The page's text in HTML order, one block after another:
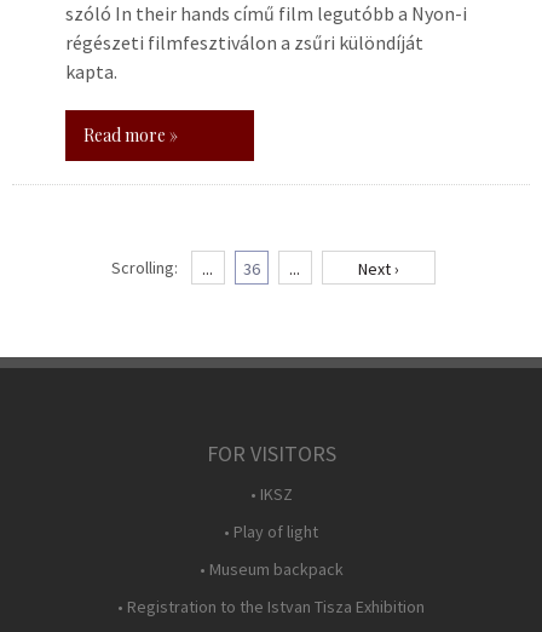
szóló In their hands című film legutóbb a Nyon-i
régészeti filmfesztiválon a zsűri különdíját
kapta.
Read more »
Scrolling: ... 36 ... Next ›
FOR VISITORS
• IKSZ
• Play of light
• Museum backpack
• Registration to the Istvan Tisza Exhibition